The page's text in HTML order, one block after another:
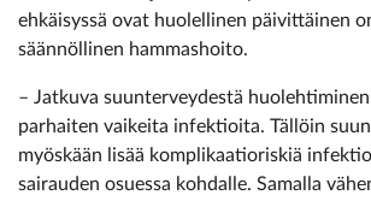
ehkäisyssä ovat huolellinen päivittäinen
säännöllinen hammashoito.
– Jatkuva suunterveydestä huolehtiminen
parhaiten vaikeita infektioita. Tällöin
myöskään lisää komplikaatioriskiä
sairauden osuessa kohdalle. Samalla